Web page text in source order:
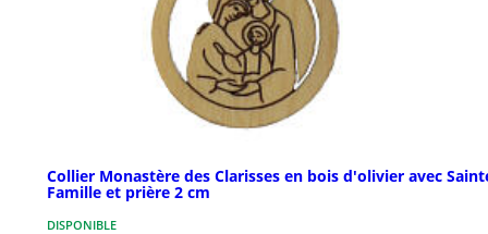
Collier Monastère des Clarisses en bois d'olivier avec
Famille et prière 2 cm
DISPONIBLE